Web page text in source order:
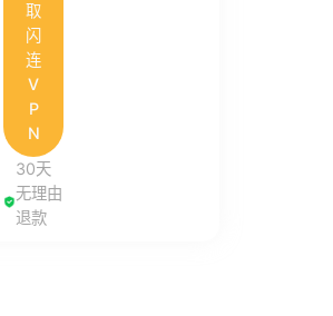
取
闪
连
V
P
N
30天
无理由
退款